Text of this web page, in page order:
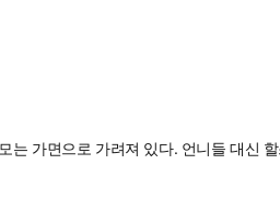
가면으로 가려져 있다. 언니들 대신